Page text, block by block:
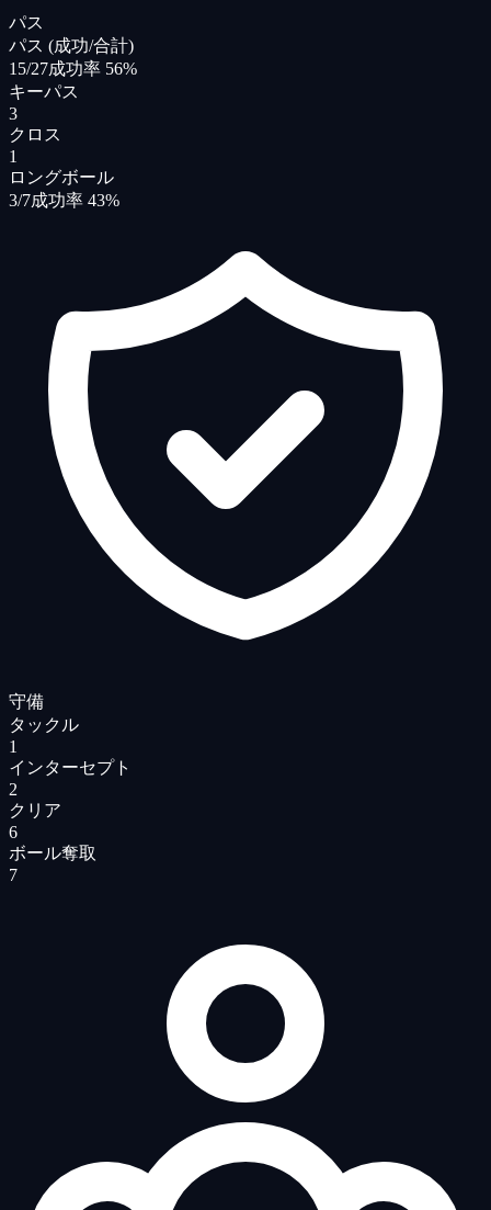
パス
パス (成功/合計)
15/27成功率 56%
キーパス
3
クロス
1
ロングボール
3/7成功率 43%
守備
タックル
1
インターセプト
2
クリア
6
ボール奪取
7